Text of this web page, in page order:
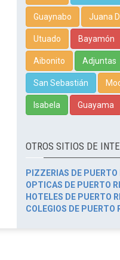
Guaynabo Juana
Utuado Bayamón
Aibonito Adjuntas
San Sebastián
Isabela Guayama
OTROS SITIOS DE
PIZZERIAS DE PUERTO
OPTICAS DE PUERTO
HOTELES DE PUERTO
COLEGIOS DE PUERTO